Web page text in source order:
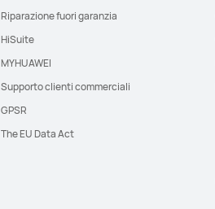
Riparazione fuori garanzia
HiSuite
MYHUAWEI
Supporto clienti commerciali
GPSR
The EU Data Act